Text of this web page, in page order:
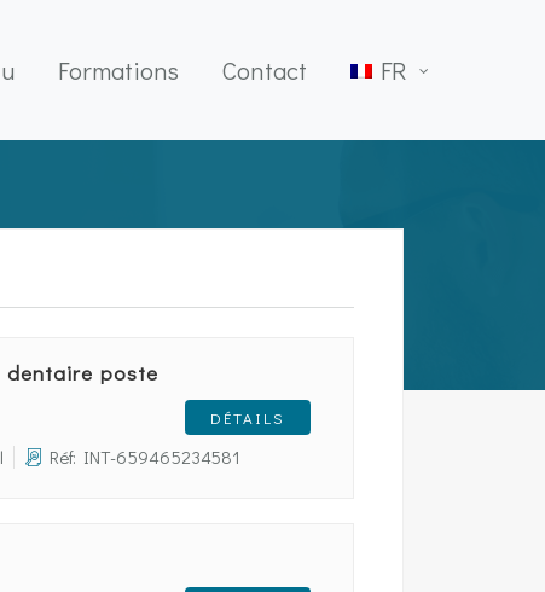
Formations Contact FR
dentaire poste
Réf: INT-659465234581
DÉTAILS